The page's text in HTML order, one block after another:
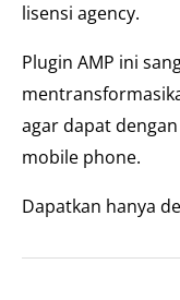
lisensi agency.
Plugin AMP ini
agar dapat
mobile phone.
Dapatkan hanya